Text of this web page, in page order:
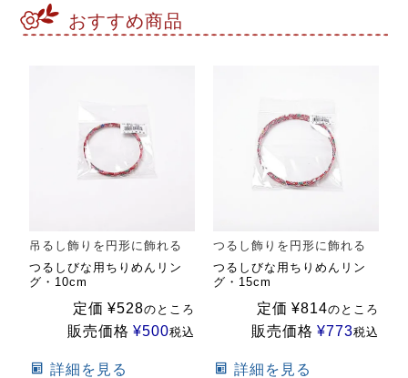
おすすめ商品
吊るし飾りを円形に飾れる
つるしびな用ちりめんリン
グ・10cm
定価 ¥528のところ
販売価格 ¥500税込
詳細を見る
つるし飾りを円形に飾れる
つるしびな用ちりめんリン
グ・15cm
定価 ¥814のところ
販売価格 ¥773税込
詳細を見る